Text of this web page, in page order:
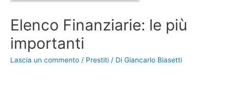
Elenco Finanziarie: le più
importanti
Lascia un commento / Prestiti / Di Giancarlo Biasetti